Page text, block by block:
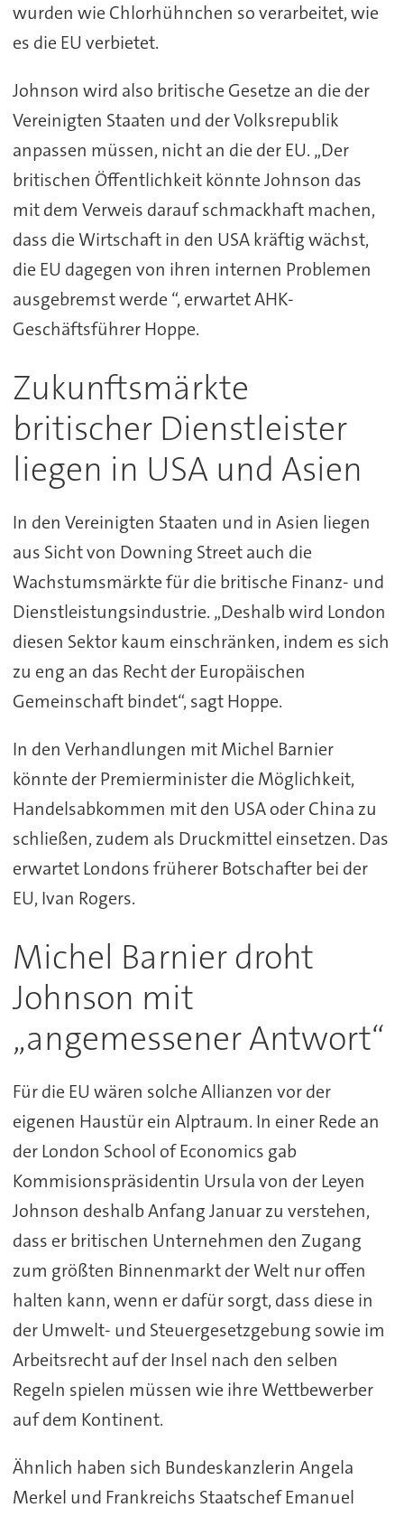
wurden wie Chlorhühnchen so verarbeitet, wie
es die EU verbietet.
Johnson wird also britische Gesetze an die der
Vereinigten Staaten und der Volksrepublik
anpassen müssen, nicht an die der EU. „Der
britischen Öffentlichkeit könnte Johnson das
mit dem Verweis darauf schmackhaft machen,
dass die Wirtschaft in den USA kräftig wächst,
die EU dagegen von ihren internen Problemen
ausgebremst werde “, erwartet AHK-
Geschäftsführer Hoppe.
Zukunftsmärkte
britischer Dienstleister
liegen in USA und Asien
In den Vereinigten Staaten und in Asien liegen
aus Sicht von Downing Street auch die
Wachstumsmärkte für die britische Finanz- und
Dienstleistungsindustrie. „Deshalb wird London
diesen Sektor kaum einschränken, indem es sich
zu eng an das Recht der Europäischen
Gemeinschaft bindet“, sagt Hoppe.
In den Verhandlungen mit Michel Barnier
könnte der Premierminister die Möglichkeit,
Handelsabkommen mit den USA oder China zu
schließen, zudem als Druckmittel einsetzen. Das
erwartet Londons früherer Botschafter bei der
EU, Ivan Rogers.
Michel Barnier droht
Johnson mit
„angemessener Antwort“
Für die EU wären solche Allianzen vor der
eigenen Haustür ein Alptraum. In einer Rede an
der London School of Economics gab
Kommisionspräsidentin Ursula von der Leyen
Johnson deshalb Anfang Januar zu verstehen,
dass er britischen Unternehmen den Zugang
zum größten Binnenmarkt der Welt nur offen
halten kann, wenn er dafür sorgt, dass diese in
der Umwelt- und Steuergesetzgebung sowie im
Arbeitsrecht auf der Insel nach den selben
Regeln spielen müssen wie ihre Wettbewerber
auf dem Kontinent.
Ähnlich haben sich Bundeskanzlerin Angela
Merkel und Frankreichs Staatschef Emanuel